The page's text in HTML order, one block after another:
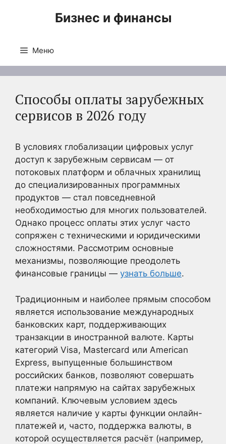
Бизнес и финансы
Меню
Способы оплаты зарубежных
сервисов в 2026 году
В условиях глобализации цифровых услуг
доступ к зарубежным сервисам — от
потоковых платформ и облачных хранилищ
до специализированных программных
продуктов — стал повседневной
необходимостью для многих пользователей.
Однако процесс оплаты этих услуг часто
сопряжен с техническими и юридическими
сложностями. Рассмотрим основные
механизмы, позволяющие преодолеть
финансовые границы — узнать больше.
Традиционным и наиболее прямым способом
является использование международных
банковских карт, поддерживающих
транзакции в иностранной валюте. Карты
категорий Visa, Mastercard или American
Express, выпущенные большинством
российских банков, позволяют совершать
платежи напрямую на сайтах зарубежных
компаний. Ключевым условием здесь
является наличие у карты функции онлайн-
платежей и, часто, поддержка валюты, в
которой осуществляется расчёт (например,